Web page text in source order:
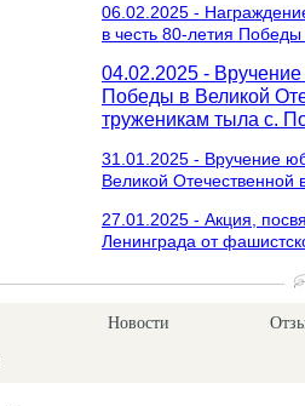
06.02.2025 -
в честь 80-летия
04.02.2025 -
Победы в Великой
труженикам тыла с.
31.01.2025 - Вручение
Великой Отечественной
27.01.2025 - Акция,
Ленинграда от
Новости